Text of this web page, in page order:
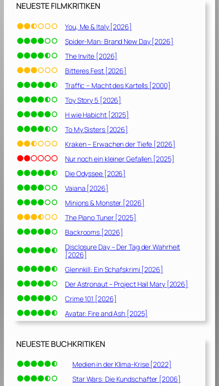
[
0
6
]
NEUESTE FILMKRITIKEN
You, Me & Italy [2026]
Spider-Man: Brand New Day [2026]
The Invite [2026]
Bitteres Fest [2026]
Traffic – Macht des Kartells [2000]
Toy Story 5 [2026]
H wie Habicht [2025]
To My Sisters [2026]
Kraken – Erwachen der Tiefe [2026]
Nur noch ein kleiner Gefallen [2025]
Die Odyssee [2026]
Vaiana [2026]
Minions & Monster [2026]
The Piano Tuner [2025]
Backrooms [2026]
Disclosure Day – Der Tag der Wahrheit
[2026]
Glennkill: Ein Schafskrimi [2026]
Der Astronaut – Project Hail Mary [2026]
Crime 101 [2026]
Avatar: Fire and Ash [2025]
NEUESTE BUCHKRITIKEN
Medien in der Klima-Krise [2022]
Star Wars: Die Kundschafter [2006]